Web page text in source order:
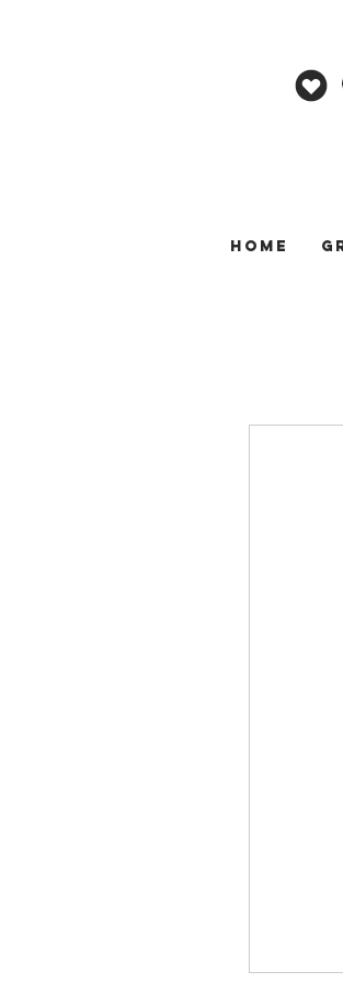
HOME